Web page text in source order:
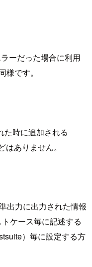
ーだった場合に利用
です。
た時に追加される
ありません。
出力に出力された情報
ケース毎に記述する
）毎に設定する方